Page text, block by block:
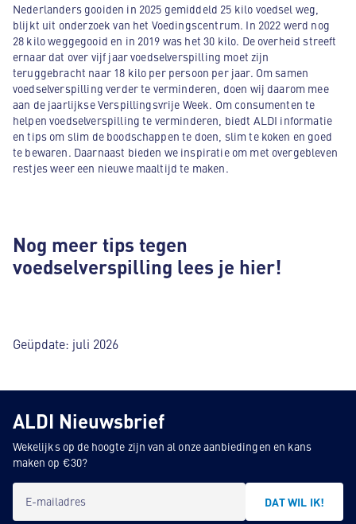
Nederlanders gooiden in 2025 gemiddeld 25 kilo voedsel weg,
blijkt uit onderzoek van het Voedingscentrum. In 2022 werd nog
28 kilo weggegooid en in 2019 was het 30 kilo. De overheid streeft
ernaar dat over vijf jaar voedselverspilling moet zijn
teruggebracht naar 18 kilo per persoon per jaar. Om samen
voedselverspilling verder te verminderen, doen wij daarom mee
aan de jaarlijkse Verspillingsvrije Week. Om consumenten te
helpen voedselverspilling te verminderen, biedt ALDI informatie
en tips om slim de boodschappen te doen, slim te koken en goed
te bewaren. Daarnaast bieden we inspiratie om met overgebleven
restjes weer een nieuwe maaltijd te maken.
Nog meer tips tegen
voedselverspilling lees je hier!
Geüpdate: juli 2026
ALDI Nieuwsbrief
Wekelijks op de hoogte zijn van al onze aanbiedingen en kans
maken op €30?
E-mailadres DAT WIL IK!